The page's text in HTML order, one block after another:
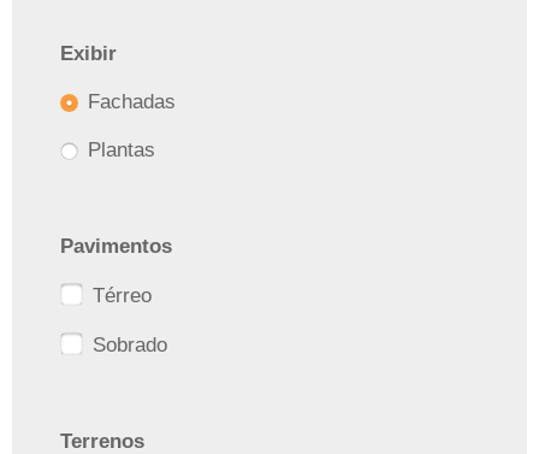
Exibir
Fachadas
Plantas
Pavimentos
Térreo
Sobrado
Terrenos